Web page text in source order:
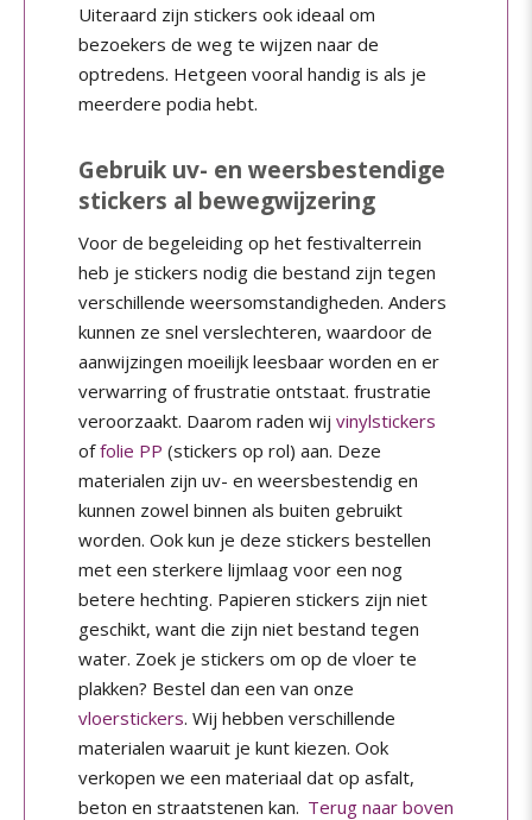
Uiteraard zijn stickers ook ideaal om
bezoekers de weg te wijzen naar de
optredens. Hetgeen vooral handig is als je
meerdere podia hebt.
Gebruik uv- en weersbestendige
stickers al bewegwijzering
Voor de begeleiding op het festivalterrein
heb je stickers nodig die bestand zijn tegen
verschillende weersomstandigheden. Anders
kunnen ze snel verslechteren, waardoor de
aanwijzingen moeilijk leesbaar worden en er
verwarring of frustratie ontstaat. frustratie
veroorzaakt. Daarom raden wij vinylstickers
offolie PP (stickers op rol) aan. Deze
materialen zijn uv- en weersbestendig en
kunnen zowel binnen als buiten gebruikt
worden. Ook kun je deze stickers bestellen
met een sterkere lijmlaag voor een nog
betere hechting. Papieren stickers zijn niet
geschikt, want die zijn niet bestand tegen
water. Zoek je stickers om op de vloer te
plakken? Bestel dan een van onze
vloerstickers. Wij hebben verschillende
materialen waaruit je kunt kiezen. Ook
verkopen we een materiaal dat op asfalt,
beton en straatstenen kan. Terug naar boven